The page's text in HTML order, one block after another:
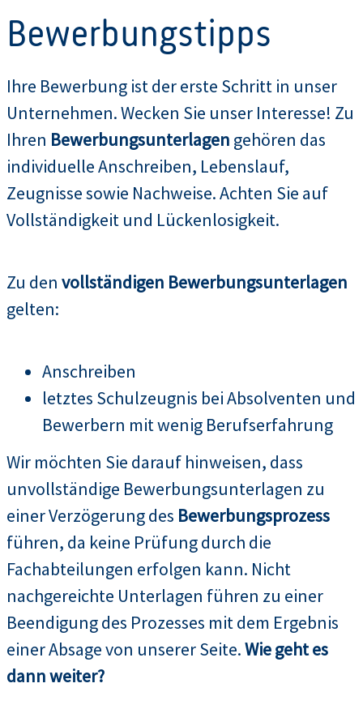
Bewerbungstipps
Ihre Bewerbung ist der erste Schritt in unser
Unternehmen. Wecken Sie unser Interesse! Zu
Ihren Bewerbungsunterlagen gehören das
individuelle Anschreiben, Lebenslauf,
Zeugnisse sowie Nachweise. Achten Sie auf
Vollständigkeit und Lückenlosigkeit.
Zu den vollständigen Bewerbungsunterlagen
gelten:
Anschreiben
letztes Schulzeugnis bei Absolventen und
Bewerbern mit wenig Berufserfahrung
Wir möchten Sie darauf hinweisen, dass
unvollständige Bewerbungsunterlagen zu
einer Verzögerung des Bewerbungsprozess
führen, da keine Prüfung durch die
Fachabteilungen erfolgen kann. Nicht
nachgereichte Unterlagen führen zu einer
Beendigung des Prozesses mit dem Ergebnis
einer Absage von unserer Seite.Wie geht es
dann weiter?